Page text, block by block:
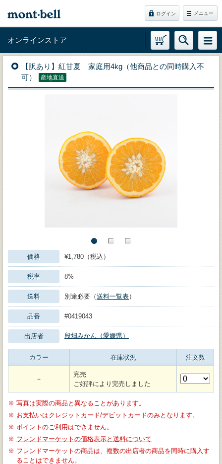
ログイン メニュー
オンラインストア
【訳あり】紅甘夏 家庭用4kg（他商品との同時購入不
可）
産地直送
価格 ¥1,780（税込）
税率 8%
送料 別途必要（送料一覧表）
品番 #0419043
出店者 段畑みかん（愛媛県）
カラー 在庫状況 注文数
－
完売
ご好評により完売しました
※ 写真は実際の商品と異なることがあります。
※ お支払いはクレジットカード/デビットカードのみとなります。
※ ポイントのご利用はできません。
※ フレンドマーケットの価格表示と送料について
※ フレンドマーケットの商品は、複数の出店者の商品を同時に購入す
ることはできません。